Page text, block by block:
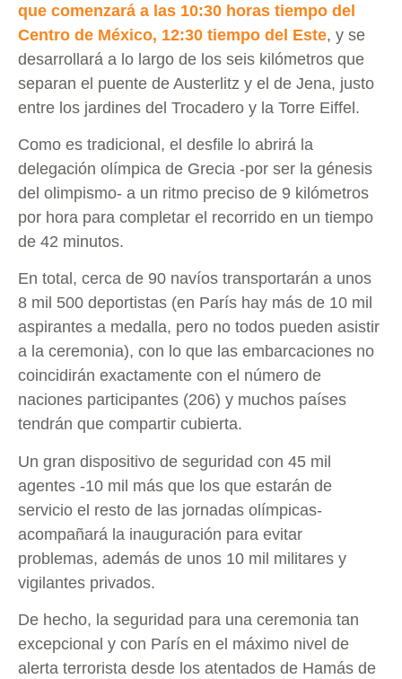
que comenzará a las 10:30 horas tiempo del
Centro de México, 12:30 tiempo del Este, y se
desarrollará a lo largo de los seis kilómetros que
separan el puente de Austerlitz y el de Jena, justo
entre los jardines del Trocadero y la Torre Eiffel.
Como es tradicional, el desfile lo abrirá la
delegación olímpica de Grecia -por ser la génesis
del olimpismo- a un ritmo preciso de 9 kilómetros
por hora para completar el recorrido en un tiempo
de 42 minutos.
En total, cerca de 90 navíos transportarán a unos
8 mil 500 deportistas (en París hay más de 10 mil
aspirantes a medalla, pero no todos pueden asistir
a la ceremonia), con lo que las embarcaciones no
coincidirán exactamente con el número de
naciones participantes (206) y muchos países
tendrán que compartir cubierta.
Un gran dispositivo de seguridad con 45 mil
agentes -10 mil más que los que estarán de
servicio el resto de las jornadas olímpicas-
acompañará la inauguración para evitar
problemas, además de unos 10 mil militares y
vigilantes privados.
De hecho, la seguridad para una ceremonia tan
excepcional y con París en el máximo nivel de
alerta terrorista desde los atentados de Hamás de